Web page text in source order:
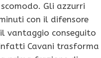
Gli azzurri
con il difensore
vantaggio conseguito
infatti Cavani trasforma